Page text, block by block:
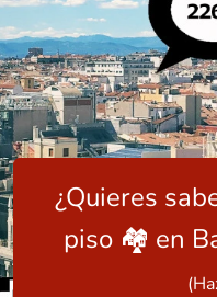
¿Quieres
piso 🏘️ en